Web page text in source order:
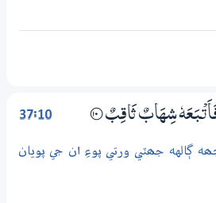
37:10 شِهَابٌ ثَاقِبٌ ؀10
ڳالهه جھٽي ورتي پوءِ ان جي پويان